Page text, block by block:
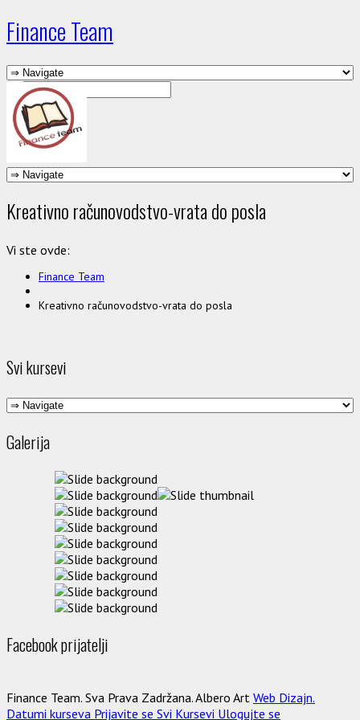
Finance Team
Kreativno računovodstvo-vrata do posla
Vi ste ovde:
Finance Team
Kreativno računovodstvo-vrata do posla
Svi kursevi
Galerija
Facebook prijatelji
Finance Team. Sva Prava Zadržana. Albero Art Web Dizajn.
Datumi kurseva Prijavite se Svi Kursevi Ulogujte se